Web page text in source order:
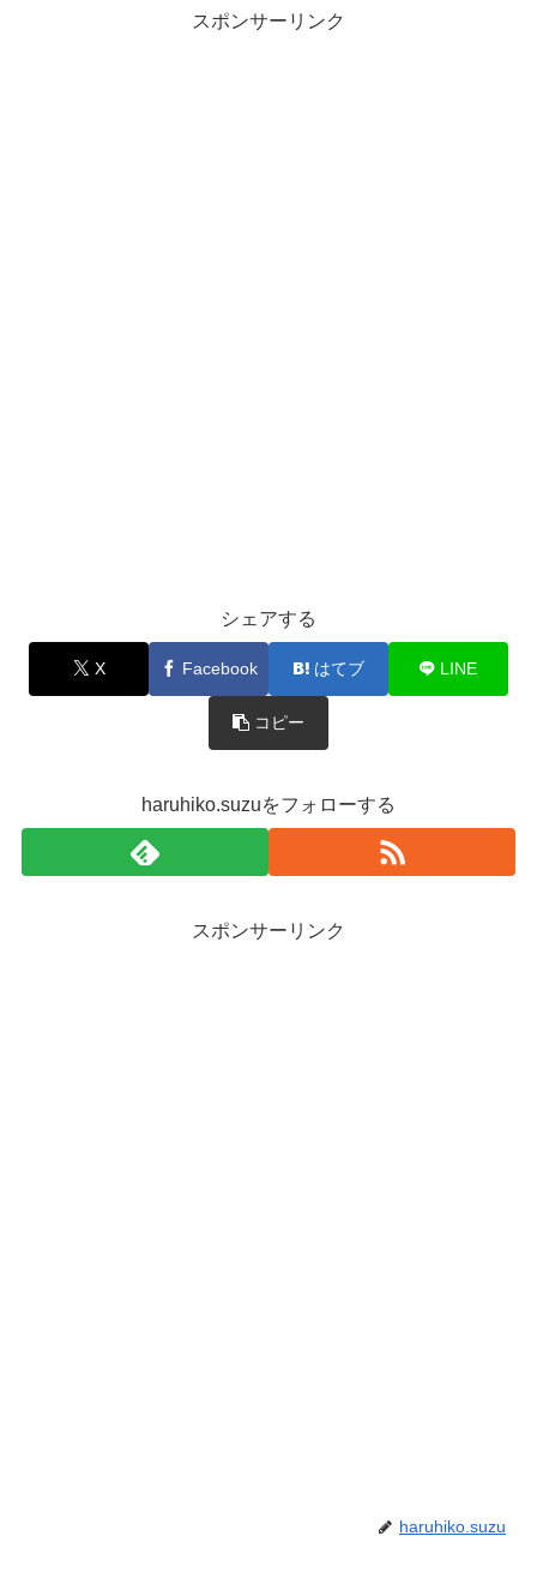
スポンサーリンク
シェアする
X Facebook はてブ LINE
コピー
haruhiko.suzuをフォローする
スポンサーリンク
haruhiko.suzu